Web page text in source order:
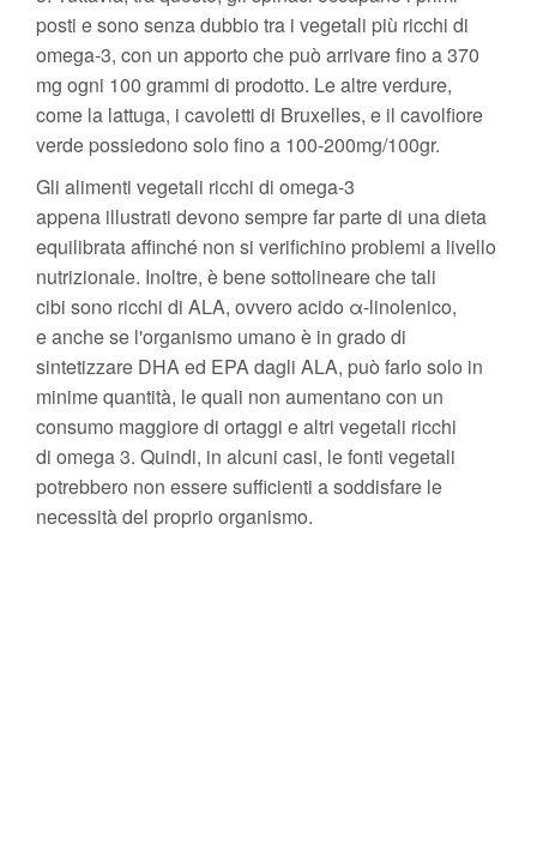
posti e sono senza dubbio tra i vegetali più ricchi di
omega-3, con un apporto che può arrivare fino a 370
mg ogni 100 grammi di prodotto. Le altre verdure,
come la lattuga, i cavoletti di Bruxelles, e il cavolfiore
verde possiedono solo fino a 100-200mg/100gr.
Gli alimenti vegetali ricchi di omega-3
appena illustrati devono sempre far parte di una dieta
equilibrata affinché non si verifichino problemi a livello
nutrizionale. Inoltre, è bene sottolineare che tali
cibi sono ricchi di ALA, ovvero acido α-linolenico,
e anche se l'organismo umano è in grado di
sintetizzare DHA ed EPA dagli ALA, può farlo solo in
minime quantità, le quali non aumentano con un
consumo maggiore di ortaggi e altri vegetali ricchi
di omega 3. Quindi, in alcuni casi, le fonti vegetali
potrebbero non essere sufficienti a soddisfare le
necessità del proprio organismo.